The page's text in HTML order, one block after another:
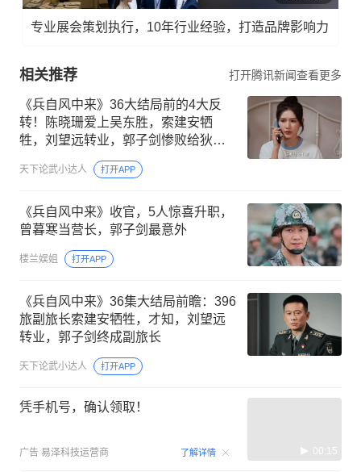
专业展会策划执行，10年行业经验，打造品牌影响力
相关推荐 打开腾讯新闻查看更多
《兵自风中来》36大结局前的4大反
转！陈晓珊爱上吴东胜，索建安牺
牲，刘望远转业，郭子剑惨败给狄云
天下论武小达人 打开APP
《兵自风中来》收官，5人惊喜升职，
曾暮寒当营长，郭子剑最意外
楼兰娱姐 打开APP
《兵自风中来》36集大结局前瞻：396
旅副旅长索建安牺牲，才知，刘望远
转业，郭子剑终成副旅长
天下论武小达人 打开APP
凭手机号，确认领取！
广告 易泽科技运营商 了解详情 00:15